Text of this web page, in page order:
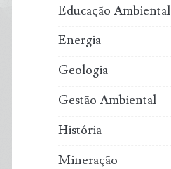
Educação Ambiental
Energia
Geologia
Gestão Ambiental
História
Mineração